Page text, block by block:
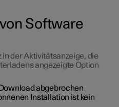
Software
in der Aktivitätsanzeige, die
angezeigte Option
abgebrochen
Installation ist kein